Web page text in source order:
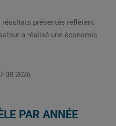
résultats présentés reflètent
a réalisé une économie
08-2026
PAR ANNÉE